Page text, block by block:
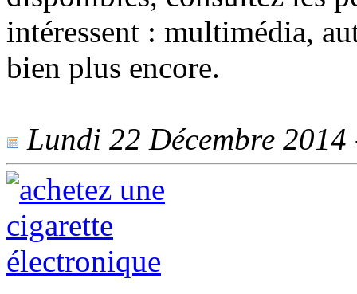
intéressent : multimédia,
bien plus encore.
Lundi 22 Décembre 2014